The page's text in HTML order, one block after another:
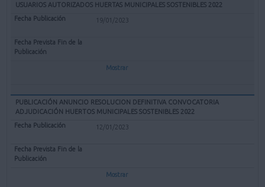
USUARIOS AUTORIZADOS HUERTAS MUNICIPALES SOSTENIBLES 2022
19/01/2023
Mostrar
PUBLICACIÓN ANUNCIO RESOLUCION DEFINITIVA CONVOCATORIA
ADJUDICACIÓN HUERTOS MUNICIPALES SOSTENIBLES 2022
12/01/2023
Mostrar